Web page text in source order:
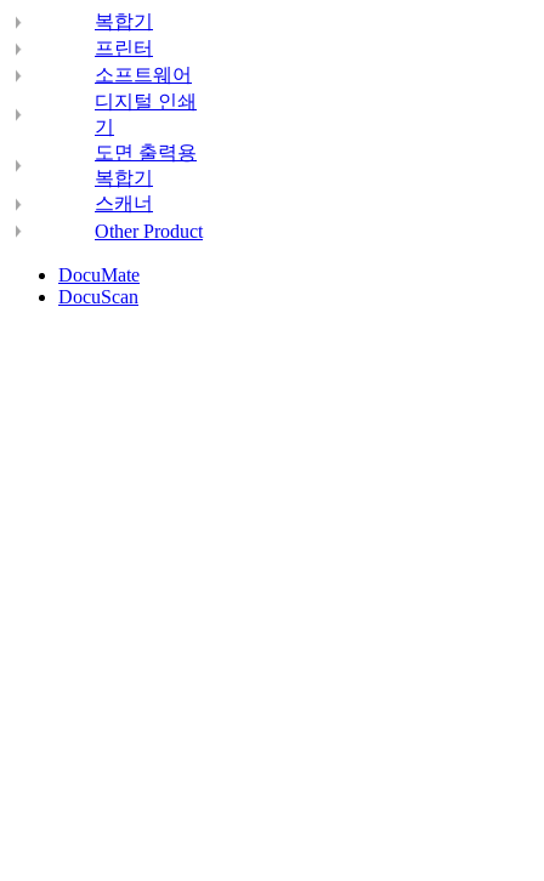
복합기
프린터
소프트웨어
디지털 인쇄
기
도면 출력용
복합기
스캐너
Other Product
DocuMate
DocuScan